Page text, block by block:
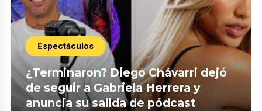
Espectáculos
¿Terminaron? Diego Chávarri dejó
de seguir a Gabriela Herrera y
anuncia su salida de pódcast